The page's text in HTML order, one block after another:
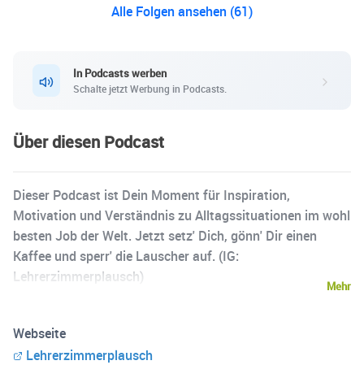
Alle Folgen ansehen (61)
In Podcasts werben
Schalte jetzt Werbung in Podcasts.
Über diesen Podcast
Dieser Podcast ist Dein Moment für Inspiration,
Motivation und Verständnis zu Alltagssituationen im wohl
besten Job der Welt. Jetzt setz' Dich, gönn' Dir einen
Kaffee und sperr' die Lauscher auf. (IG:
Lehrerzimmerplausch)
Mehr
Webseite
Lehrerzimmerplausch